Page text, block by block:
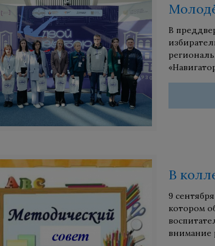
В
В
9
котором
внимание